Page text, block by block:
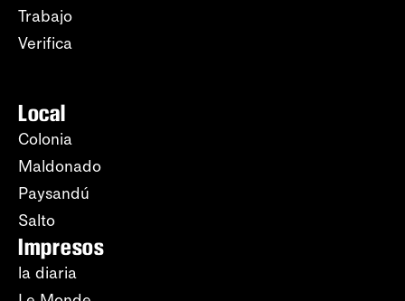
Trabajo
Verifica
Local
Colonia
Maldonado
Paysandú
Salto
Impresos
la diaria